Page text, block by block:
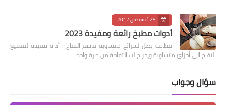
25 أغسطس 2012
أدوات مطبخ رائعة ومفيدة 2023
قطاعة بصل لشرائح متساوية قاسم التفاح : أداة مفيدة لتقطيع
التفاح الى أجزائ متساوية وإخراج لب التفاحة من مرة واحد…
سؤال وجواب